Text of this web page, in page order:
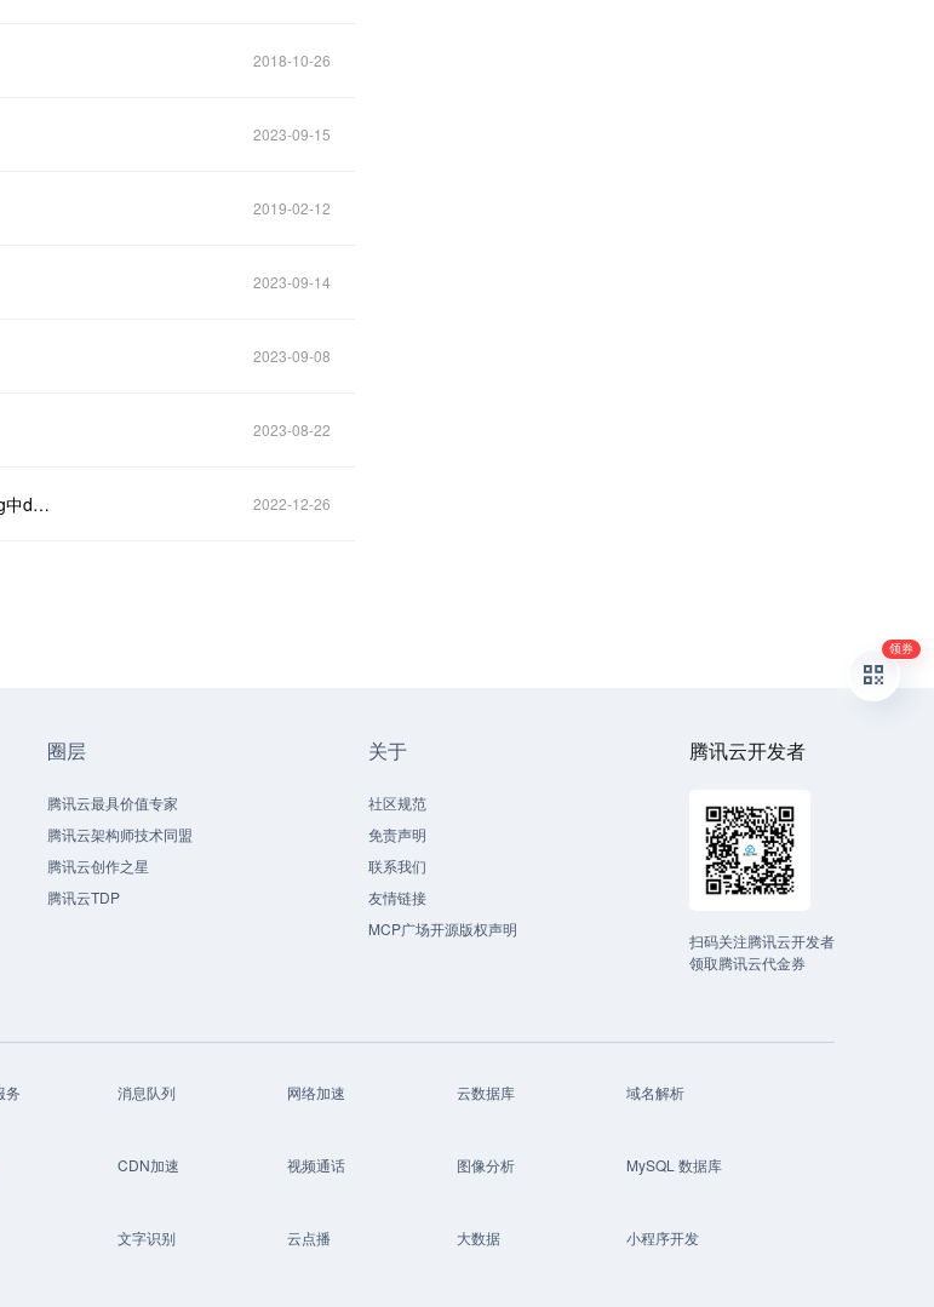
2018-10-26
2023-09-15
2019-02-12
2023-09-14
2023-09-08
2023-08-22
延宕执行，妙用无穷，Go lang1.18入门精炼教程，由白丁入鸿儒，Golang中defer关键字延迟调用机制使用EP17 2022-12-26
圈层
腾讯云最具价值专家
腾讯云架构师技术同盟
腾讯云创作之星
腾讯云TDP
关于
社区规范
免责声明
联系我们
友情链接
MCP广场开源版权声明
腾讯云开发者
扫码关注腾讯云开发者
领取腾讯云代金券
务 消息队列 网络加速 云数据库
域名解析
CDN加速 视频通话 图像分析
MySQL 数据库
文字识别 云点播 大数据
小程序开发
领券